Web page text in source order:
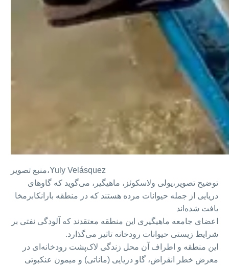
منبع تصویر،Yuly Velásquez
توضیح تصویر،یولی ولاسکوئز، ماهیگیر، می‌گوید که گاوهای
دریایی از جمله حیوانات مرده هستند که در منطقه بارانکابرمخا
یافت شده‌اند
اعضای جامعه ماهیگیری این منطقه معتقدند که آلودگی نفتی بر
شرایط زیستی حیوانات رودخانه تاثیر می‌گذارد.
این منطقه و اطراف آن محل زندگی لاک‌پشت رودخانه‌ای در
معرض خطر انقراض، گاو دریایی (ماناتی) و میمون عنکبوتی